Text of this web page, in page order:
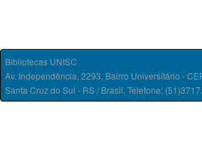
Bibliotecas UNISC
Av. Independência, 2293, Bairro Universitário -
Santa Cruz do Sul - RS / Brasil. Telefone: